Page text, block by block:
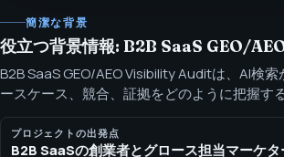
簡潔な背景
役立つ背景情報: B2B SaaS GEO/
B2B SaaS GEO/AEO Visibility Auditは、AI検
ースケース、競合、証拠をどのように把握す
テストするのに役立ちます。 機能ページ、
携、エンティティ、AI検索プロンプト向けの
プロジェクトの出発点
B2B SaaSの創業者とグロース担当マーケタ